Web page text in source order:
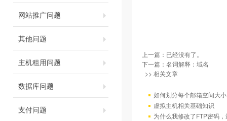
网站推广问题
其他问题
主机租用问题
数据库问题
支付问题
上一篇：已经没有了。
下一篇： 名词解释：域名
>> 相关文章
如何划分每个邮箱空间大
虚拟主机相关基础知识
为什么我修改了FTP密码